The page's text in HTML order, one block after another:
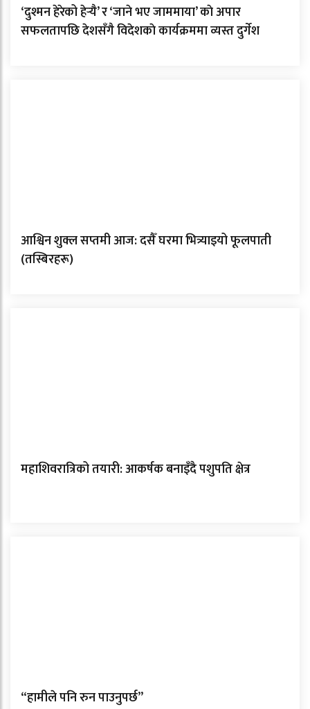
‘दुश्मन हेरेको हेर्‍यै’ र ‘जाने भए जाममाया’ काे अपार
सफलतापछि देशसँगै विदेशकाे कार्यक्रममा व्यस्त दुर्गेश
आश्विन शुक्ल सप्तमी आज: दसैँ घरमा भित्र्याइयो फूलपाती
(तस्बिरहरू)
महाशिवरात्रिको तयारी: आकर्षक बनाइँदै पशुपति क्षेत्र
“हामीले पनि रुन पाउनुपर्छ”